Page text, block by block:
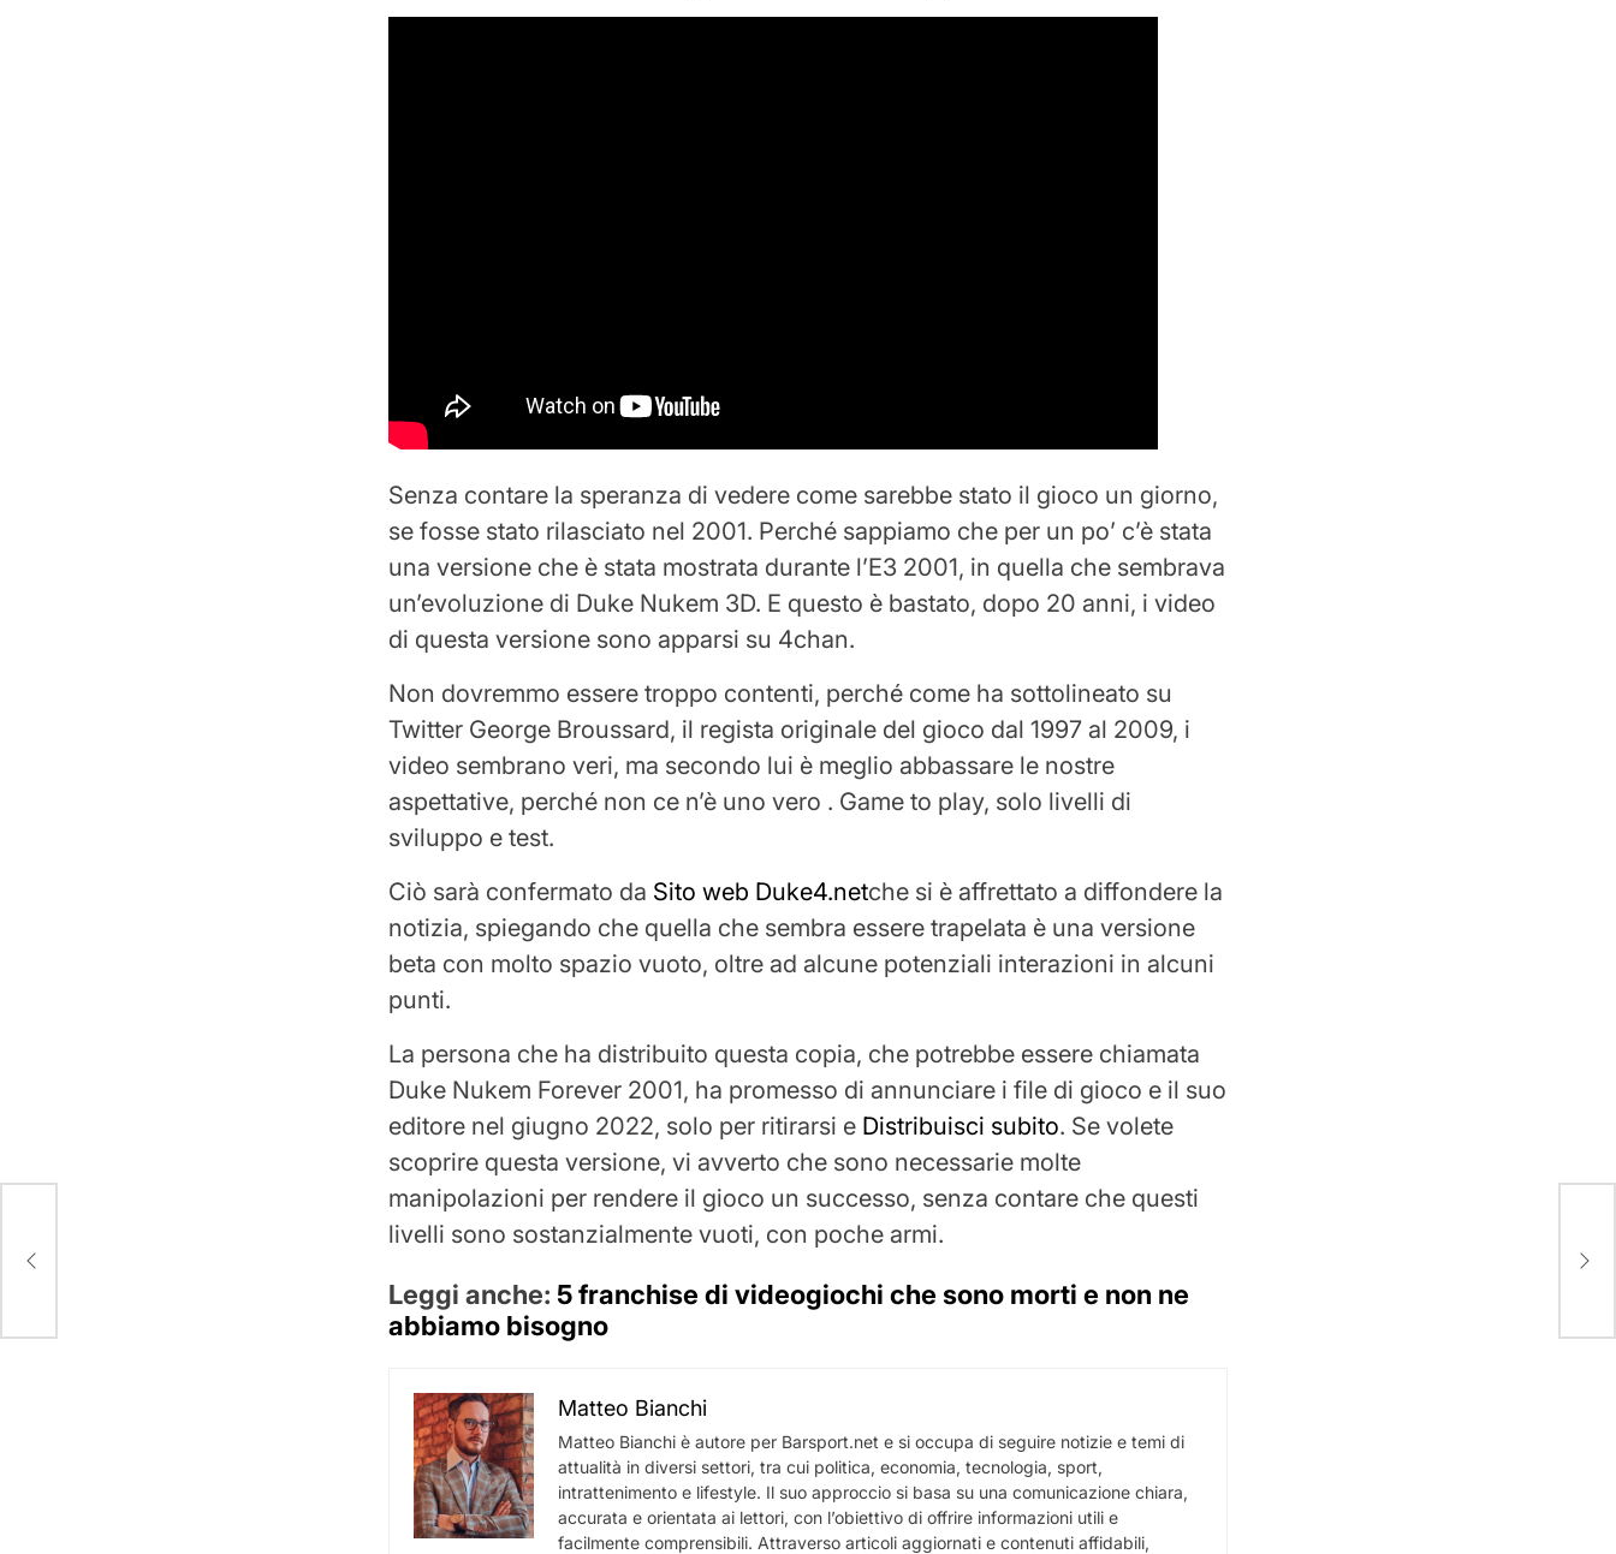
Senza contare la speranza di vedere come sarebbe stato il gioco un giorno,
se fosse stato rilasciato nel 2001. Perché sappiamo che per un po’ c’è stata
una versione che è stata mostrata durante l’E3 2001, in quella che sembrava
un’evoluzione di Duke Nukem 3D. E questo è bastato, dopo 20 anni, i video
di questa versione sono apparsi su 4chan.
Non dovremmo essere troppo contenti, perché come ha sottolineato su
Twitter George Broussard, il regista originale del gioco dal 1997 al 2009, i
video sembrano veri, ma secondo lui è meglio abbassare le nostre
aspettative, perché non ce n’è uno vero . Game to play, solo livelli di
sviluppo e test.
Ciò sarà confermato da Sito web Duke4.netche si è affrettato a diffondere la
notizia, spiegando che quella che sembra essere trapelata è una versione
beta con molto spazio vuoto, oltre ad alcune potenziali interazioni in alcuni
punti.
La persona che ha distribuito questa copia, che potrebbe essere chiamata
Duke Nukem Forever 2001, ha promesso di annunciare i file di gioco e il suo
editore nel giugno 2022, solo per ritirarsi e Distribuisci subito. Se volete
scoprire questa versione, vi avverto che sono necessarie molte
manipolazioni per rendere il gioco un successo, senza contare che questi
livelli sono sostanzialmente vuoti, con poche armi.
Leggi anche: 5 franchise di videogiochi che sono morti e non ne
abbiamo bisogno
Matteo Bianchi
Matteo Bianchi è autore per Barsport.net e si occupa di seguire notizie e temi di
attualità in diversi settori, tra cui politica, economia, tecnologia, sport,
intrattenimento e lifestyle. Il suo approccio si basa su una comunicazione chiara,
accurata e orientata ai lettori, con l’obiettivo di offrire informazioni utili e
facilmente comprensibili. Attraverso articoli aggiornati e contenuti affidabili,